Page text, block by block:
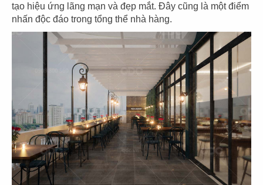
tạo hiệu ứng lãng mạn và đẹp mắt. Đây cũng là một điểm
nhấn độc đáo trong tổng thể nhà hàng.
SUSHI MASA
CN Thạch Thị Thanh - Q.1
TOKYO DELI
CN Khu đô thị SALA - Q.2
91 92